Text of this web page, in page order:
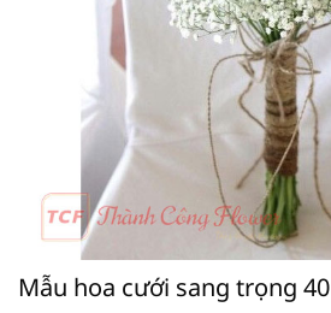
Mẫu hoa cưới sang trọng 40